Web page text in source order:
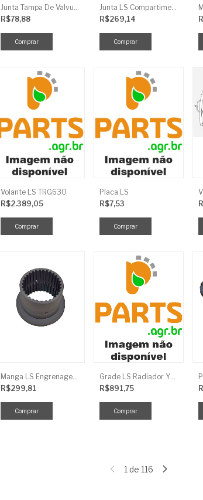
Junta Tampa De Valvula LS
R$78,88
Junta LS Compartimento Traseiro EGQ155
R$269,14
Volante LS TRG630
R$2.389,05
Placa LS
R$7,53
Manga LS Engrenagem TRG281
R$299,81
Grade LS Radiador YMR TRG170
R$891,75
1 de 116